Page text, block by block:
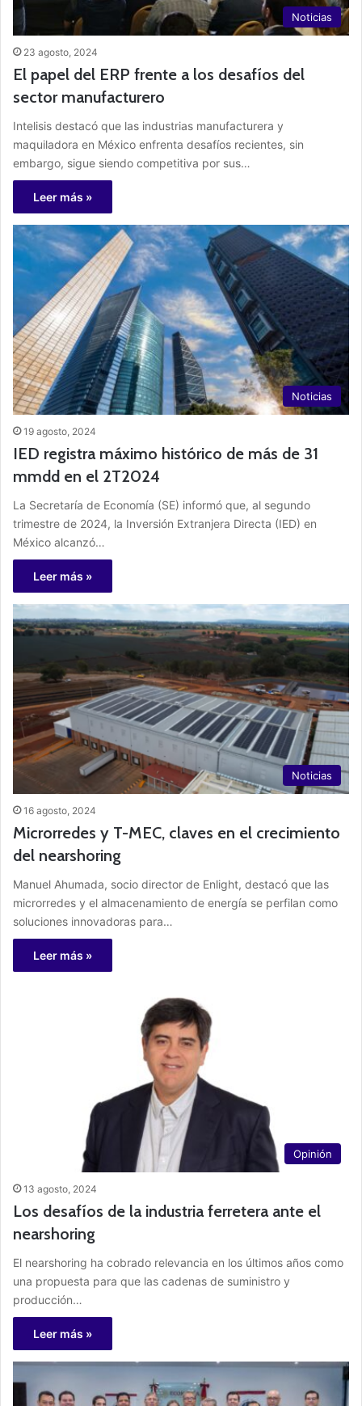
Noticias
23 agosto, 2024
El papel del ERP frente a los desafíos del
sector manufacturero
Intelisis destacó que las industrias manufacturera y
maquiladora en México enfrenta desafíos recientes, sin
embargo, sigue siendo competitiva por sus…
Leer más »
Noticias
19 agosto, 2024
IED registra máximo histórico de más de 31
mmdd en el 2T2024
La Secretaría de Economía (SE) informó que, al segundo
trimestre de 2024, la Inversión Extranjera Directa (IED) en
México alcanzó…
Leer más »
Noticias
16 agosto, 2024
Microrredes y T-MEC, claves en el crecimiento
del nearshoring
Manuel Ahumada, socio director de Enlight, destacó que las
microrredes y el almacenamiento de energía se perfilan como
soluciones innovadoras para…
Leer más »
Opinión
13 agosto, 2024
Los desafíos de la industria ferretera ante el
nearshoring
El nearshoring ha cobrado relevancia en los últimos años como
una propuesta para que las cadenas de suministro y
producción…
Leer más »